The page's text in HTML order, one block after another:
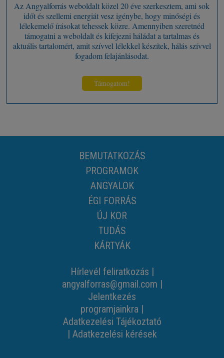
Az Angyalforrás weboldalt közel 20 éve szerkesztem, ami sok
időt és szellemi energiát vesz igénybe, hogy minőségi és
lélekemelő írásokat tehessek közre. Amennyiben szeretnéd
támogatni a weboldalt és kifejezni háládat a tartalmas és
aktuális tartalomért, amit szívvel lélekkel készítek, hálás szívvel
fogadom felajánlásodat.
Támogatom!
BEMUTATKOZÁS
PROGRAMOK
ANGYALOK
ÉGI FORRÁS
ÚJ KOR
TUDÁS
KÁRTYÁK
Hírlevél feliratkozás |
angyalforras@gmail.com |
Jelentkezés
programjainkra |
Adatkezelési Tájékoztató
| Adatkezelési kérések